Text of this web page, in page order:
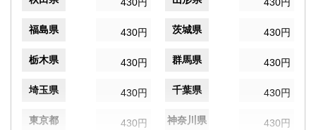
430円 430円
福島県 430円 茨城県 430円
栃木県 430円 群馬県 430円
埼玉県 430円 千葉県 430円
東京都 430円 神奈川県 430円